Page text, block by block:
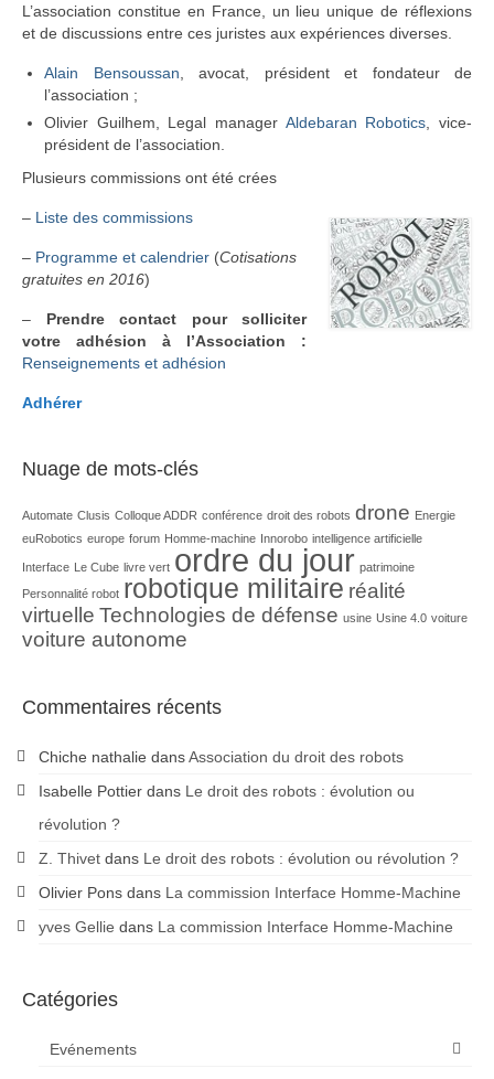
L’association constitue en France, un lieu unique de réflexions
et de discussions entre ces juristes aux expériences diverses.
Alain Bensoussan, avocat, président et fondateur de
l’association ;
Olivier Guilhem, Legal manager Aldebaran Robotics, vice-
président de l’association.
Plusieurs commissions ont été crées
– Liste des commissions
– Programme et calendrier (Cotisations
gratuites en 2016)
– Prendre contact pour solliciter
votre adhésion à l’Association :
Renseignements et adhésion
Adhérer
Nuage de mots-clés
Automate Clusis Colloque ADDR conférence droit des robots drone Energie
euRobotics europe forum Homme-machine Innorobo intelligence artificielle
Interface Le Cube livre vert ordre du jour patrimoine
Personnalité robot robotique militaire réalité
virtuelle Technologies de défense usine Usine 4.0 voiture
voiture autonome
Commentaires récents
Chiche nathalie dansAssociation du droit des robots
Isabelle Pottier dans Le droit des robots : évolution ou
révolution ?
Z. Thivet dans Le droit des robots : évolution ou révolution ?
Olivier Pons dans La commission Interface Homme-Machine
yves Gellie dans La commission Interface Homme-Machine
Catégories
Evénements